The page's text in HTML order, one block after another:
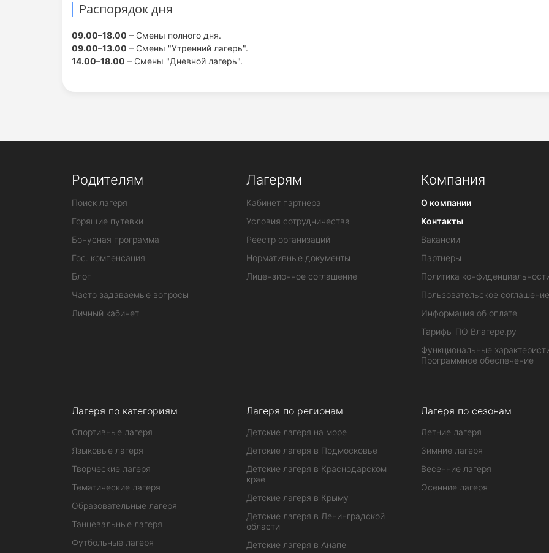
Распорядок дня
09.00–18.00 – Смены полного дня.
09.00–13.00 – Смены "Утренний лагерь".
14.00–18.00 – Смены "Дневной лагерь".
Родителям
Поиск лагеря
Горящие путевки
Бонусная программа
Гос. компенсация
Блог
Часто задаваемые вопросы
Личный кабинет
Лагерям
Кабинет партнера
Условия сотрудничества
Реестр организаций
Нормативные документы
Лицензионное соглашение
Компания
О компании
Контакты
Вакансии
Партнеры
Политика
Пользовательское соглашение
Информация об оплате
Тарифы ПО Влагере.ру
Функциональные
Программное обеспечение
Лагеря по категориям
Спортивные лагеря
Языковые лагеря
Творческие лагеря
Тематические лагеря
Образовательные лагеря
Танцевальные лагеря
Футбольные лагеря
Лагеря по регионам
Детские лагеря на море
Детские лагеря в Подмосковье
Детские лагеря в Краснодарском
крае
Детские лагеря в Крыму
Детские лагеря в Ленинградской
области
Детские лагеря в Анапе
Лагеря по сезонам
Летние лагеря
Зимние лагеря
Весенние лагеря
Осенние лагеря